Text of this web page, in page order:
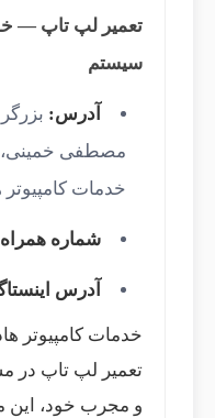
تعمیر لپ تاپ —
سیستم
آدرس:
خدمات
شماره
آدرس
خدمات کامپیوتر
تعمیر لپ تاپ در
و مجرب خود، این